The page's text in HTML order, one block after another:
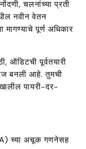
चलनांच्या प्रती
नवीन वेतन
पूर्ण अधिकार
ऑडिटची पूर्वतयारी
बनली आहे. तुमची
पायरी-दर-
च्या अचूक गणनेसह